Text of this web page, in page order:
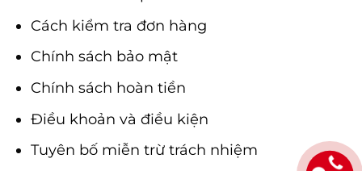
Cách kiểm tra đơn hàng
Chính sách bảo mật
Chính sách hoàn tiền
Điều khoản và điều kiện
Tuyên bố miễn trừ trách nhiệm